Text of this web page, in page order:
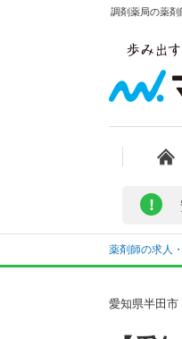
調剤薬局の薬
!
薬剤師の求人
愛知県半田市